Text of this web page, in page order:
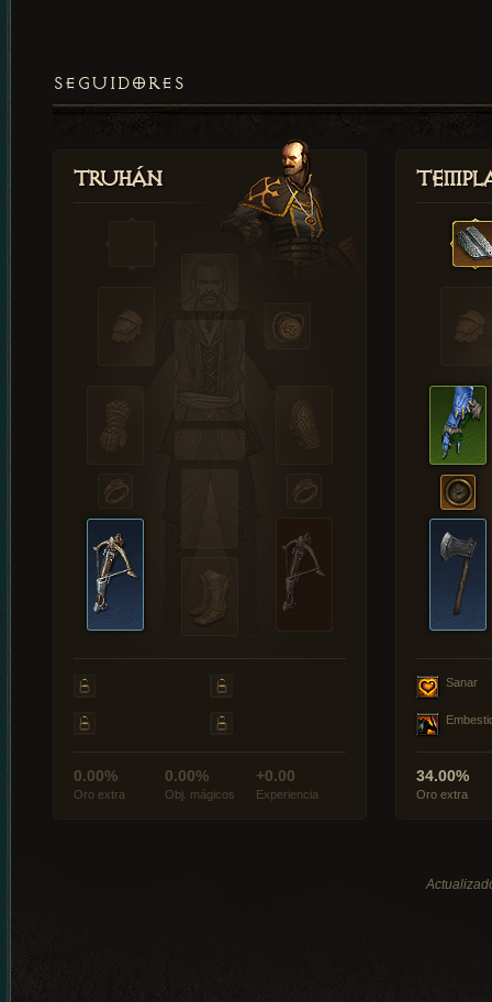
SEGUIDORES
Truhán
0.00%
Oro extra
0.00%
Obj. mágicos
+0.00
Experiencia
Sanar
34.00%
Oro extra